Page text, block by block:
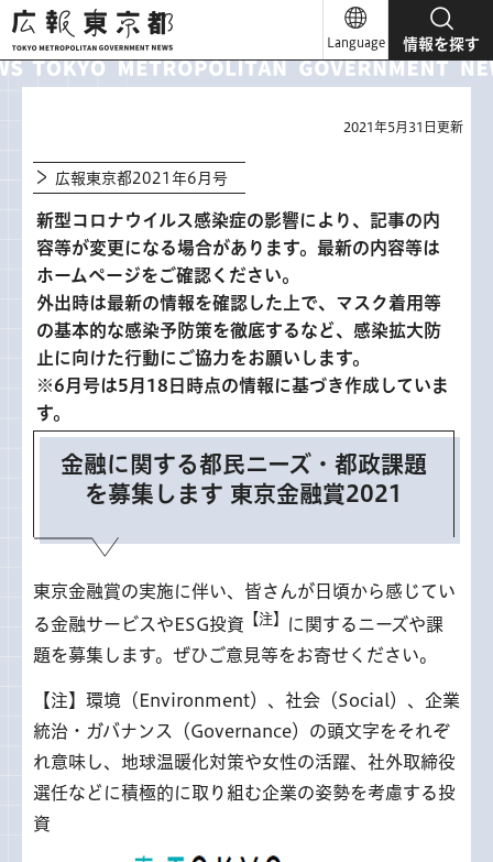
広報東京都
Language 情報を探す
2021年5月31日更新
広報東京都2021年6月号
新型コロナウイルス感染症の影響により、記事の内
容等が変更になる場合があります。最新の内容等は
ホームページをご確認ください。
外出時は最新の情報を確認した上で、マスク着用等
の基本的な感染予防策を徹底するなど、感染拡大防
止に向けた行動にご協力をお願いします。
※6月号は5月18日時点の情報に基づき作成していま
す。
金融に関する都民ニーズ・都政課題
を募集します 東京金融賞2021
東京金融賞の実施に伴い、皆さんが日頃から感じてい
る金融サービスやESG投資 【注】
に関するニーズや課
題を募集します。ぜひご意見等をお寄せください。
【注】環境（Environment）、社会（Social）、企業
統治・ガバナンス（Governance）の頭文字をそれぞ
れ意味し、地球温暖化対策や女性の活躍、社外取締役
選任などに積極的に取り組む企業の姿勢を考慮する投
資